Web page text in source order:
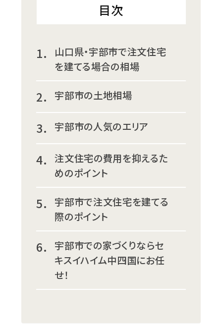
目次
山口県・宇部市で注文住宅
を建てる場合の相場
宇部市の土地相場
宇部市の人気のエリア
注文住宅の費用を抑えるた
めのポイント
宇部市で注文住宅を建てる
際のポイント
宇部市での家づくりならセ
キスイハイム中四国にお任
せ！